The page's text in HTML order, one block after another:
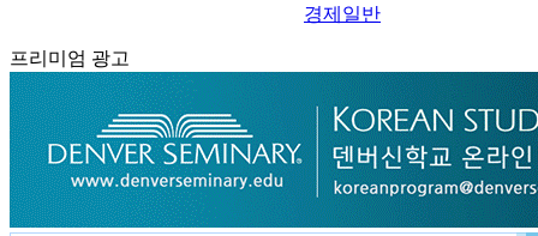
경제일반
프리미엄 광고